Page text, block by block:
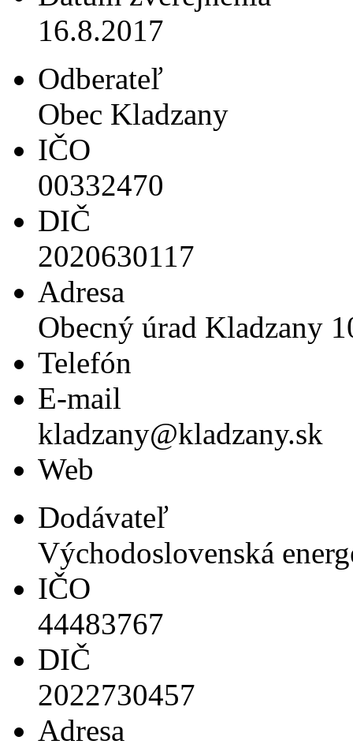
16.8.2017
Odberateľ
Obec Kladzany
IČO
00332470
DIČ
2020630117
Adresa
Obecný úrad Kladzany
Telefón
E-mail
kladzany@kladzany.sk
Web
Dodávateľ
Východoslovenská
IČO
44483767
DIČ
2022730457
Adresa